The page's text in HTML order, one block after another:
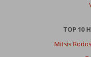
TOP 10
Mitsis